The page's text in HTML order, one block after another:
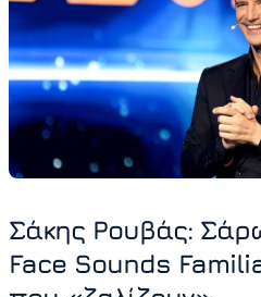
Σάκης Ρουβάς:
Face Sounds